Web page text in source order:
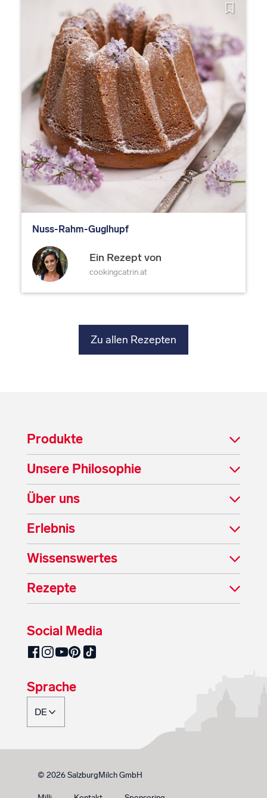
Nuss-Rahm-Guglhupf
Ein Rezept von
cookingcatrin.at
Zu allen Rezepten
Produkte
Unsere Philosophie
Über uns
Erlebnis
Wissenswertes
Rezepte
Social Media
SalzburgMilch auf Facebook
SalzburgMilch auf Instagram
SalzburgMilch auf YouTube
SalzburgMilch auf Pinterest
SalzburgMilch auf TikTok
Sprache
© 2026 SalzburgMilch GmbH